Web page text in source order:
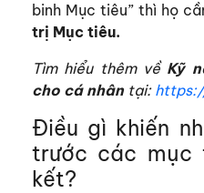
binh Mục tiêu” thì họ
trị Mục tiêu.
Tìm hiểu thêm về Kỹ
cho cá nhântại:
Điều gì khiến
trước các mục
kết?